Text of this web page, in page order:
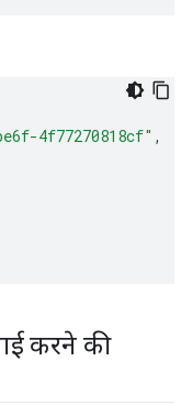
4f77270818cf" ,
करने की